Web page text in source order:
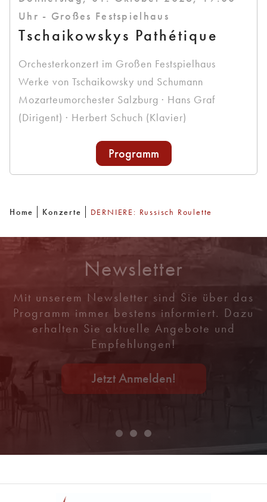
Uhr - Großes Festspielhaus
Tschaikowskys Pathétique
Orchesterkonzert im Großen Festspielhaus
Werke von Tschaikowsky und Schumann
Mozarteumorchester Salzburg · Hans Graf
(Dirigent) · Herbert Schuch (Klavier)
Programm
Home Konzerte DERNIERE: Russisch Roulette
Newsletter
Mit unserem Newsletter sind Sie über das
Programm immer bestens informiert. Dazu
erhalten Sie aktuelle Angebote und
Empfehlungen!
Jetzt Anmelden!